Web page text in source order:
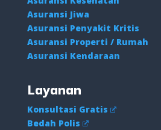
Asuransi Jiwa
Asuransi Penyakit Kritis
Asuransi Properti / Rumah
Asuransi Kendaraan
Layanan
Konsultasi Gratis
Bedah Polis